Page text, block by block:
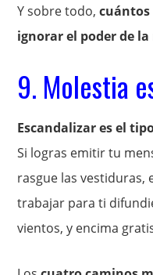
Y sobre todo,cuántos
ignorar el poder de
9. Molestia
Escandalizar es el
Si logras emitir tu
rasgue las vestiduras,
trabajar para ti
vientos, y encima